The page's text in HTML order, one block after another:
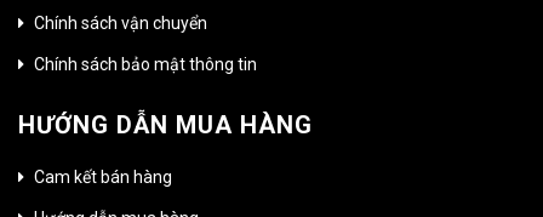
Chính sách vận chuyển
Chính sách bảo mật thông tin
HƯỚNG DẪN MUA HÀNG
Cam kết bán hàng